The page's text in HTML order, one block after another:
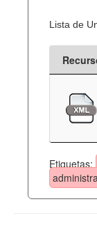
Lista de
Etiquetas: